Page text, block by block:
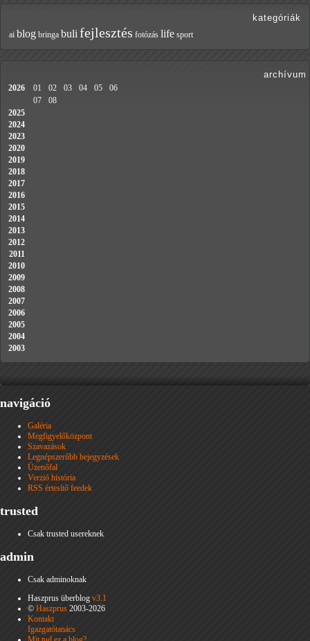
kategóriák
ai blog bringa buli fejlesztés fotózás life sport
archívum
2026 01 02 03 04 05
06
07
08
2025
2024
2023
2020
2019
2018
2017
2016
2015
2014
2013
2012
2011
2010
2009
2008
2007
2006
2005
2004
2003
navigáció
Galéria
Megfigyelőközpont
Szavazások
Legnépszerűbb bejegyzések
Üzenőfal
Verzió história
RSS értesítő feedek
trusted
Csak trusted usereknek
admin
Csak adminoknak
Haszprus überblog v3.1
© Haszprus 2003-2026
Kontakt
Igazgatótanács